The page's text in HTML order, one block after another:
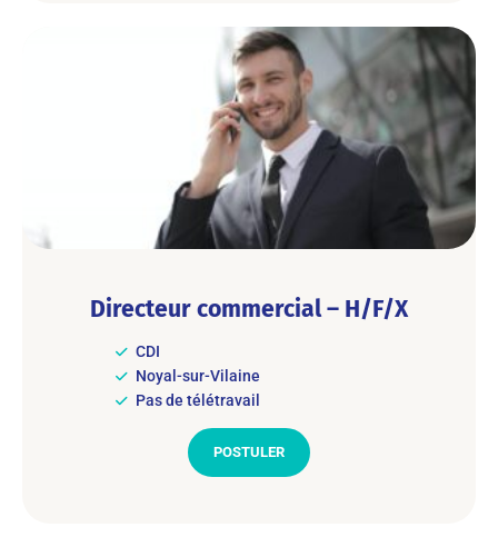
Directeur commercial – H/F/X
CDI
Noyal-sur-Vilaine
Pas de télétravail
POSTULER